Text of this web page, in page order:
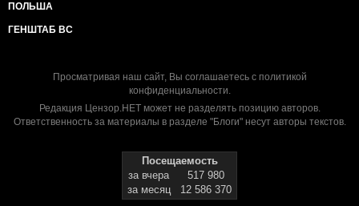
ПОЛЬША
ГЕНШТАБ ВС
Просматривая наш сайт, Вы соглашаетесь с политикой
конфиденциальности.
Редакция Цензор.НЕТ может не разделять позицию авторов.
Ответственность за материалы в разделе "Блоги" несут авторы текстов.
Посещаемость
за вчера
517 980
за месяц
12 586 370